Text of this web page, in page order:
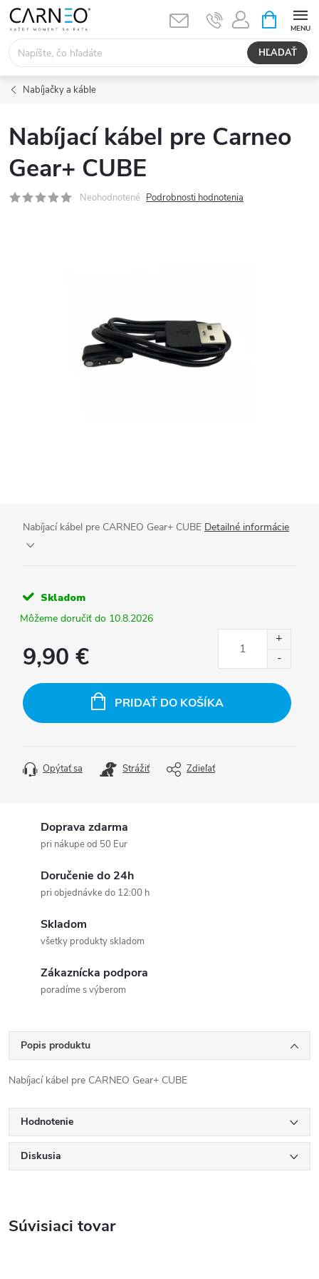
Prejsť
obsah
HĽADAŤ
KOŠÍK
Nabíjačky a káble
Nabíjací kábel pre Carneo
Gear+ CUBE
Neohodnotené Podrobnosti hodnotenia
Nabíjací kábel pre CARNEO Gear+ CUBE Detailné informácie
Skladom
10.8.2026
9,90 €
cena:
PRIDAŤ DO KOŠÍKA
Opýtať sa Strážiť Zdieľať
Doprava zdarma
pri nákupe od 50 Eur
Doručenie do 24h
pri objednávke do 12:00 h
Skladom
všetky produkty skladom
Zákaznícka podpora
poradíme s výberom
Popis produktu
Nabíjací kábel pre CARNEO Gear+ CUBE
Hodnotenie
Diskusia
Súvisiaci tovar